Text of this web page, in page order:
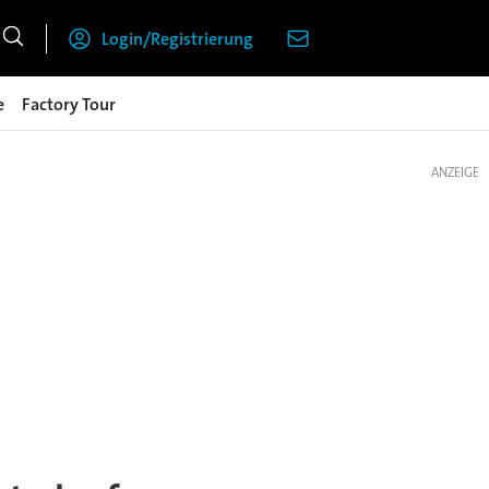
Login/Registrierung
Factory Tour
ANZEIGE